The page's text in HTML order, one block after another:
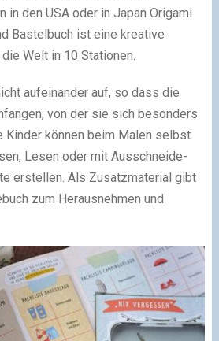
in den USA oder in Japan Origami
Bastelbuch ist eine kreative
Welt in 10 Stationen.
aufeinander auf, so dass die
von der sie sich besonders
Kinder können beim Malen selbst
Lesen oder mit Ausschneide-
erstellen. Als Zusatzmaterial gibt
zum Herausnehmen und